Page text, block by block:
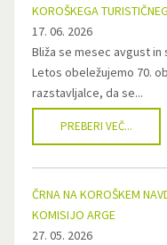
KOROŠKEGA
17. 06. 2026
Bliža se mesec avgust
Letos obeležujemo 70.
razstavljalce, da se...
PREBERI VEČ...
ČRNA NA KOROŠKEM
KOMISIJO ARGE
27. 05. 2026